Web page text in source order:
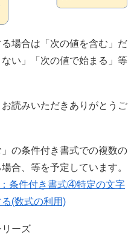
場合は「次の値を含む」だ
い」「次の値で始まる」等
読みいただきありがとうご
の条件付き書式での複数の
合、等を予定しています。
条件付き書式④特定の文字
(数式の利用)
ーズ